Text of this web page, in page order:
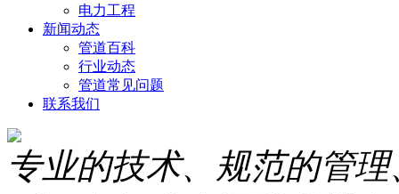
电力工程
新闻动态
管道百科
行业动态
管道常见问题
联系我们
专业的技术、规范的管